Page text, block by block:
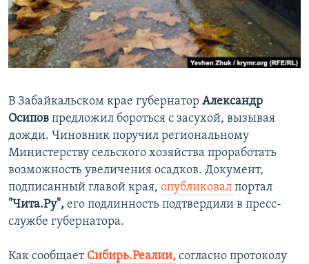
ПОБЕДИТЕЛЕЙ НЕ СУДЯТ?
КРЫМ.НЕПОКОРЕННЫЙ
ELIFBE
ПРИСОЕДИНЯЙТЕСЬ!
Все сайты RFE/RL
В Забайкальском крае губернатор Александр
Осипов предложил бороться с засухой, вызывая
дожди. Чиновник поручил региональному
Министерству сельского хозяйства проработать
возможность увеличения осадков. Документ,
подписанный главой края, опубликовал портал
"Чита.Ру", его подлинность подтвердили в пресс-
службе губернатора.
Как сообщает Сибирь.Реалии, согласно протоколу